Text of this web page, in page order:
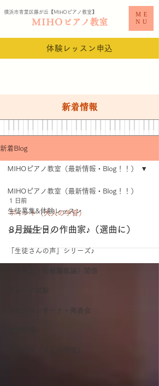
横浜市青葉区藤が丘【MIHO ピアノ教室​】
MIHO ピアノ教室
ME
NU
体験レッスン申込
新着情報
新着Blog
MIHOピアノ教室（最新情報・Blog！！）
生徒募集&体験レッスン
シニアのピアノ
「生徒さんの声」シリーズ♪
（保育士・幼稚園教論）関係
サロンコンサート・発表会
MIHOピアノ教室（最新情報・Blog！！）
1 日前
ポイント（大人の学習）
8月誕生日の作曲家♪（選曲に）